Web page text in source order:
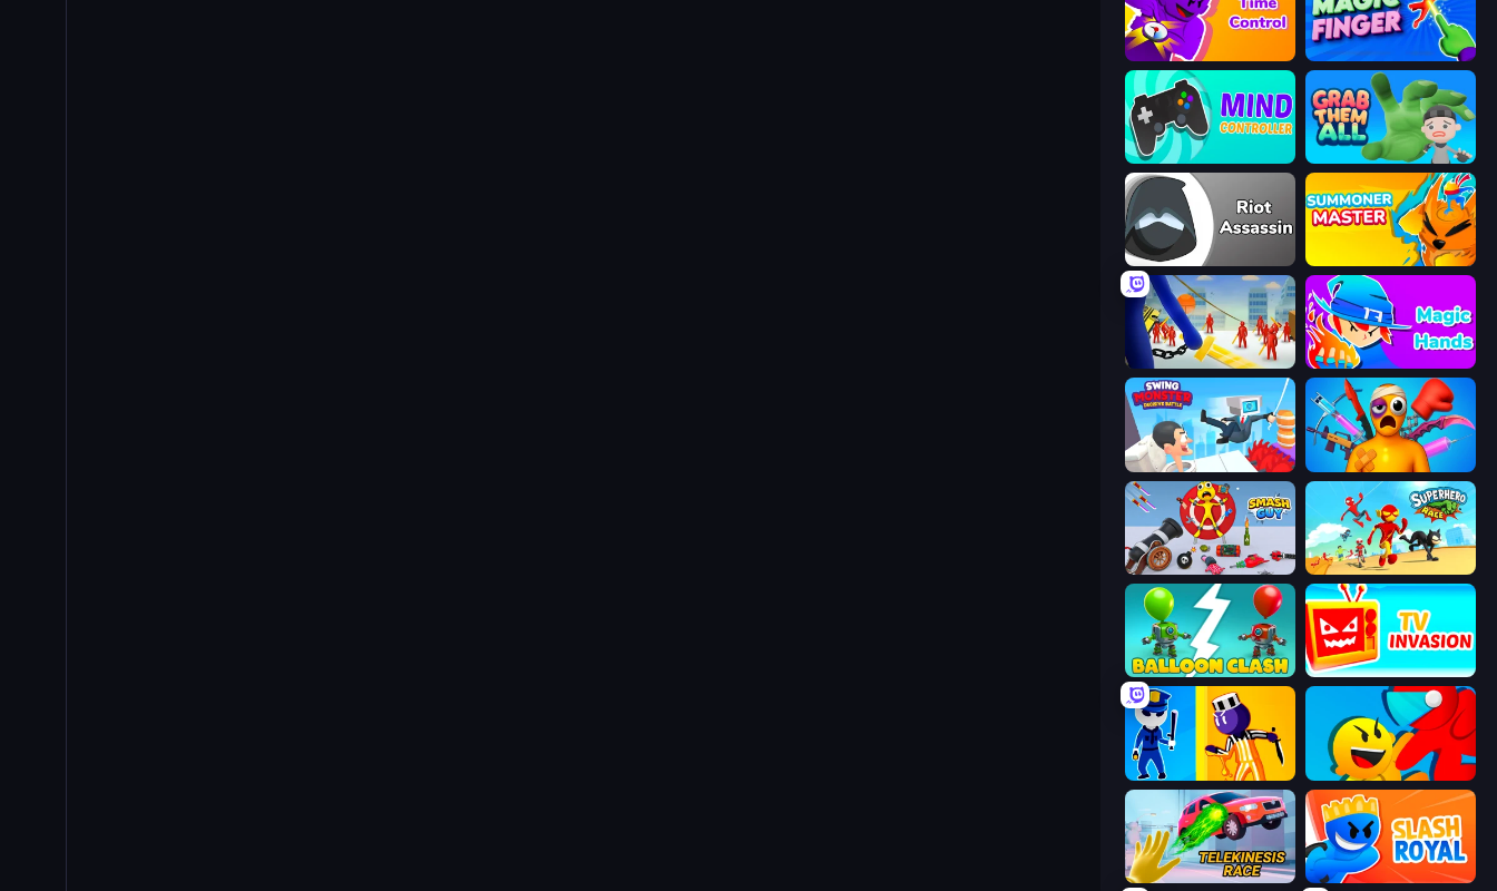
Time Control! Magic Finger 3D
Mind Controller Grab Them All
Riot Assassin Summoner Master
Slasher Magic Hands
Swing Monster: Decisive Battle Fun Ragdoll Challenge!
Superhero Race!
Balloon Clash TV Invasion
Riot Escape
Telekinesis Race 3D Slash Royal